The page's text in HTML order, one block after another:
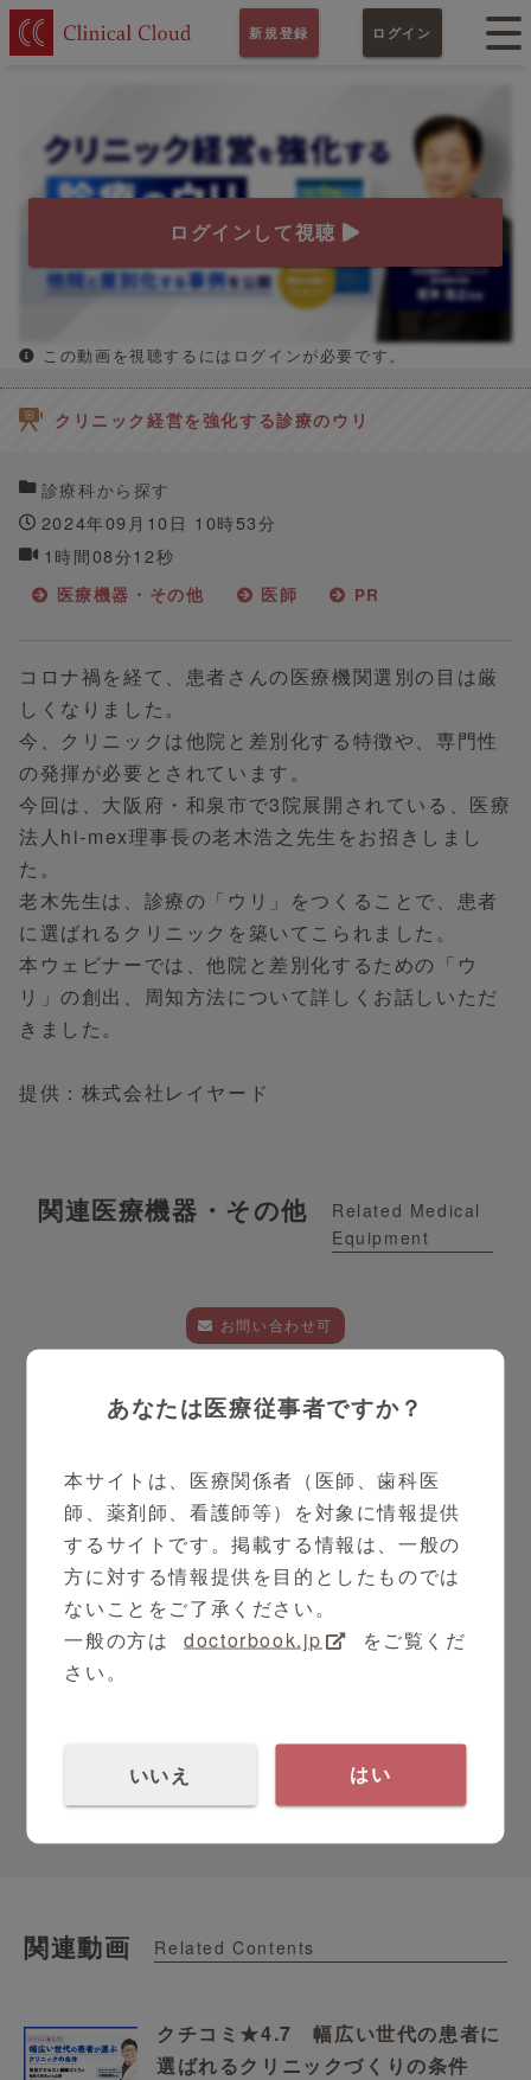
新規登録 ログイン
ログインして視聴
この動画を視聴するにはログインが必要です。
クリニック経営を強化する診療のウリ
診療科から探す
2024年09月10日 10時53分
1時間08分12秒
医療機器・その他 医師 PR
コロナ禍を経て、患者さんの医療機関選別の目は厳
しくなりました。
今、クリニックは他院と差別化する特徴や、専門性
の発揮が必要とされています。
今回は、大阪府・和泉市で3院展開されている、医療
法人hi-mex理事長の老木浩之先生をお招きしまし
た。
老木先生は、診療の「ウリ」をつくることで、患者
に選ばれるクリニックを築いてこられました。
本ウェビナーでは、他院と差別化するための「ウ
リ」の創出、周知方法について詳しくお話しいただ
きました。
提供：株式会社レイヤード
関連医療機器・その他
Related Medical
Equipment
お問い合わせ可
関連動画 Related Contents
クチコミ★4.7 幅広い世代の患者に
選ばれるクリニックづくりの条件
あなたは医療従事者ですか？
本サイトは、医療関係者（医師、歯科医
師、薬剤師、看護師等）を対象に情報提供
するサイトです。掲載する情報は、一般の
方に対する情報提供を目的としたものでは
ないことをご了承ください。
一般の方は
doctorbook.jp
をご覧くだ
さい。
いいえ はい